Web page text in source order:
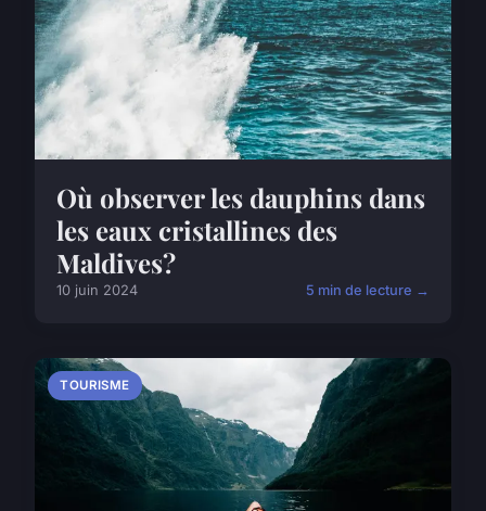
Où observer les dauphins dans
les eaux cristallines des
Maldives?
10 juin 2024 5 min de lecture →
TOURISME